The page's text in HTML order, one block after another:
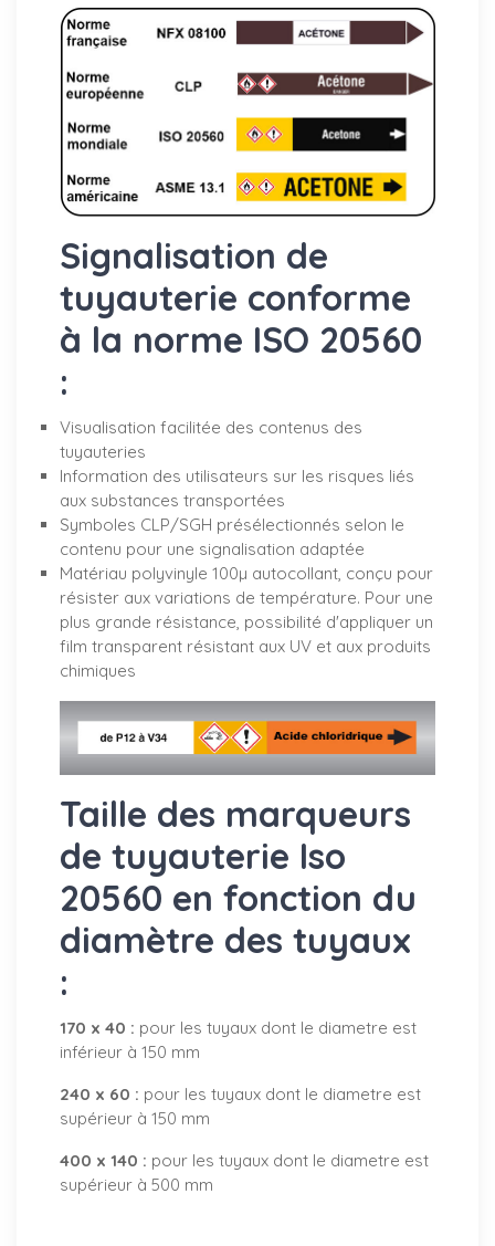
Signalisation de
tuyauterie conforme
à la norme ISO 20560
:
Visualisation facilitée des contenus des
tuyauteries
Information des utilisateurs sur les risques liés
aux substances transportées
Symboles CLP/SGH présélectionnés selon le
contenu pour une signalisation adaptée
Matériau polyvinyle 100µ autocollant, conçu pour
résister aux variations de température. Pour une
plus grande résistance, possibilité d'appliquer un
film transparent résistant aux UV et aux produits
chimiques
Taille des marqueurs
de tuyauterie Iso
20560 en fonction du
diamètre des tuyaux
:
170 x 40 : pour les tuyaux dont le diametre est
inférieur à 150 mm
240 x 60 : pour les tuyaux dont le diametre est
supérieur à 150 mm
400 x 140 : pour les tuyaux dont le diametre est
supérieur à 500 mm